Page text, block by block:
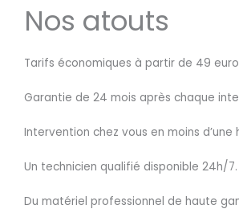
Nos atouts
Tarifs économiques à partir de 49
Garantie de 24 mois après chaque
Intervention chez vous en moins d’une
Un technicien qualifié disponible 24h/7.
Du matériel professionnel de haute